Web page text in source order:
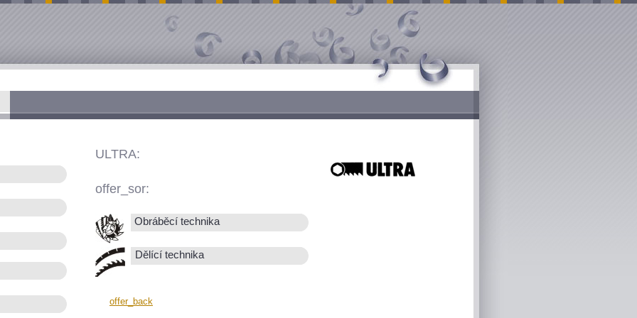
ULTRA:
offer_sor:
Obráběcí technika
Dělící technika
offer_back